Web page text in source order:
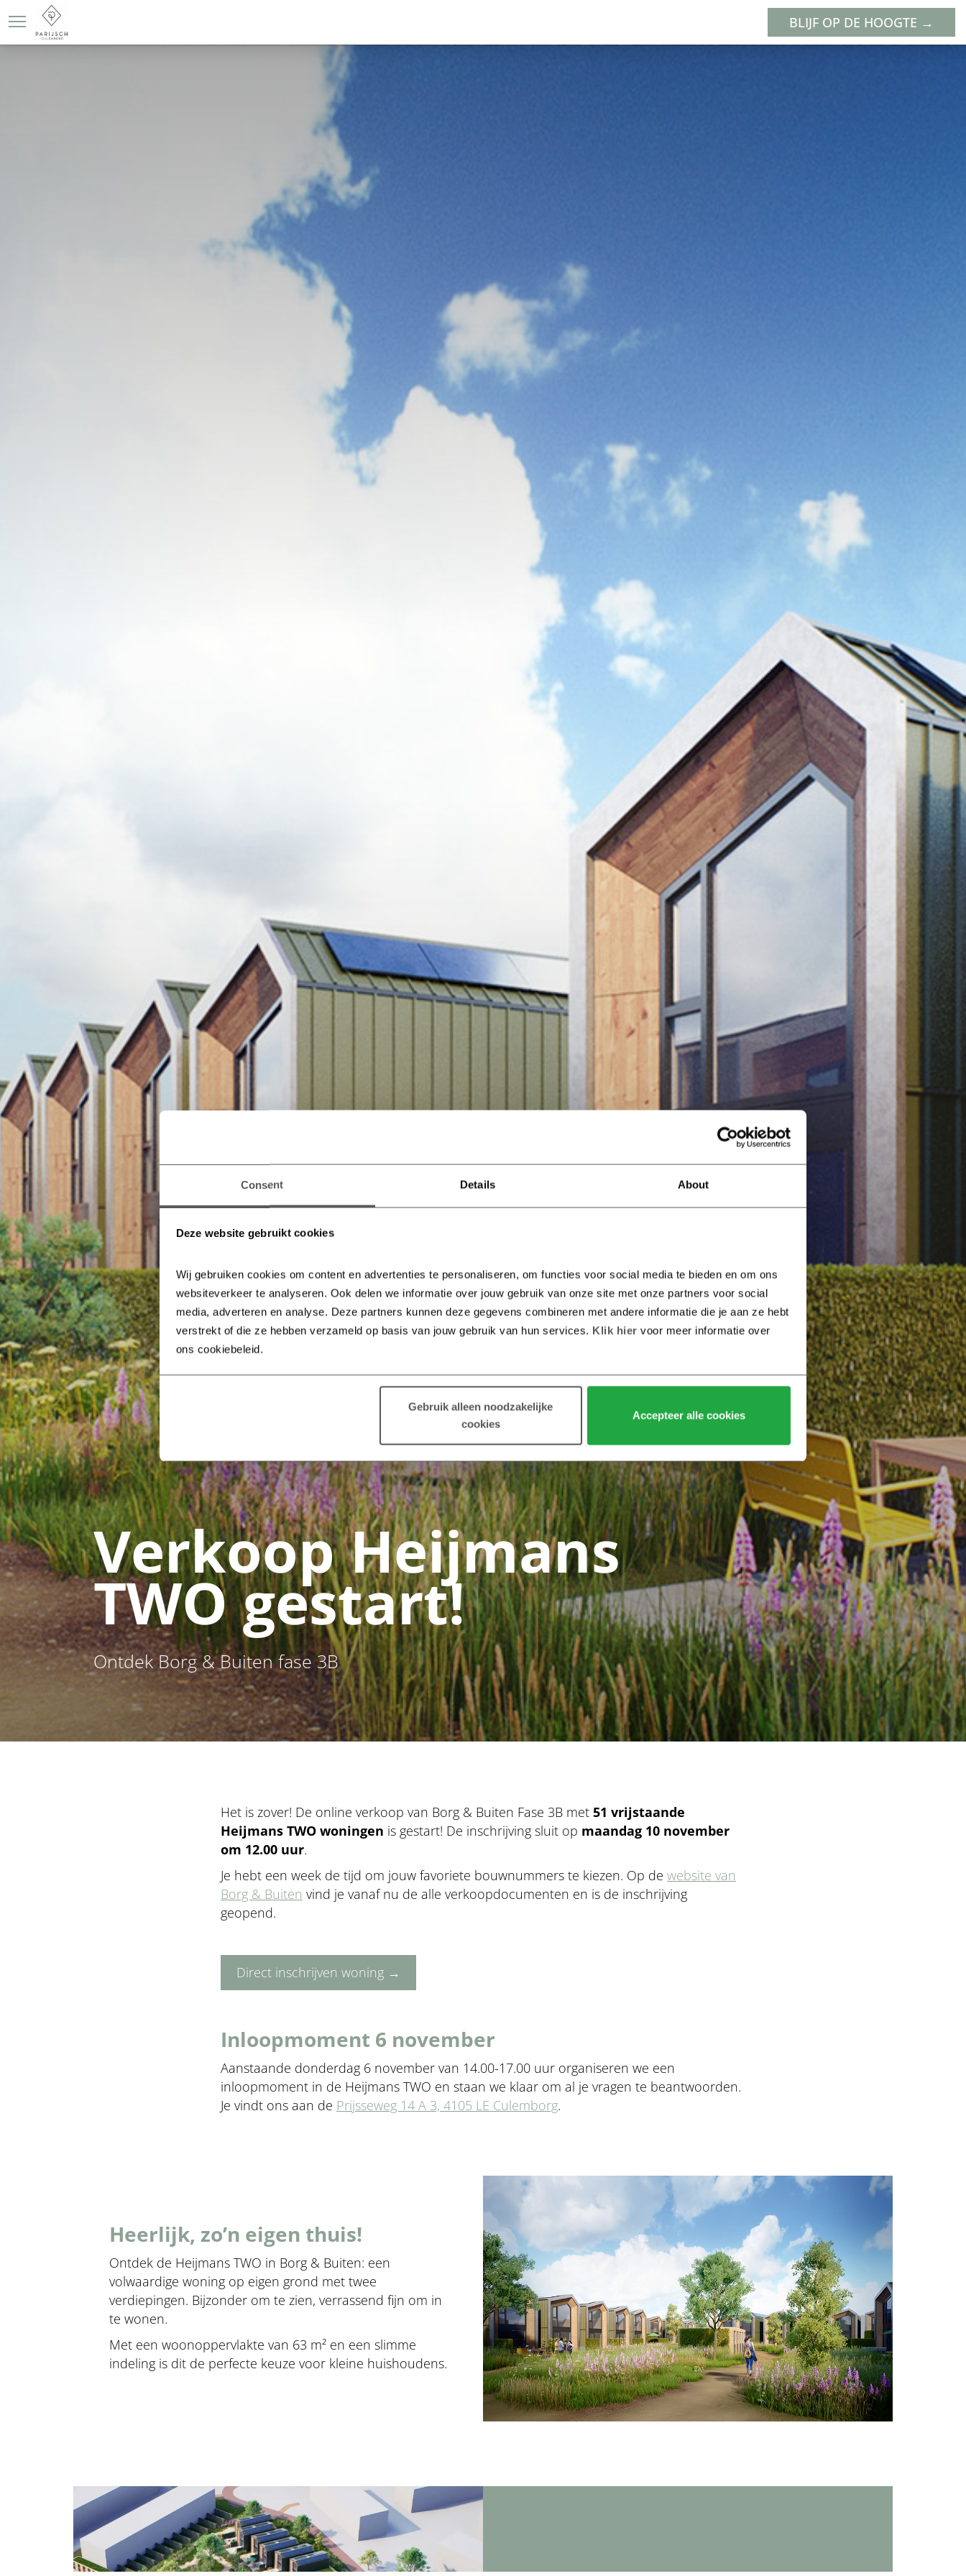
Consent Details About
Deze website gebruikt cookies
Wij gebruiken cookies om content en advertenties te personaliseren, om functies voor social media te bieden en om ons
websiteverkeer te analyseren. Ook delen we informatie over jouw gebruik van onze site met onze partners voor social
media, adverteren en analyse. Deze partners kunnen deze gegevens combineren met andere informatie die je aan ze hebt
verstrekt of die ze hebben verzameld op basis van jouw gebruik van hun services. Klik hier voor meer informatie over
ons cookiebeleid.
Gebruik alleen noodzakelijke
cookies
Accepteer alle cookies
BLIJF OP DE HOOGTE →
Verkoop Heijmans
TWO gestart!
Ontdek Borg & Buiten fase 3B
Het is zover! De online verkoop van Borg & Buiten Fase 3B met 51 vrijstaande
Heijmans TWO woningen is gestart! De inschrijving sluit op maandag 10 november
om 12.00 uur.
Je hebt een week de tijd om jouw favoriete bouwnummers te kiezen. Op de website van
Borg & Buiten vind je vanaf nu de alle verkoopdocumenten en is de inschrijving
geopend.
Direct inschrijven woning →
Inloopmoment 6 november
Aanstaande donderdag 6 november van 14.00-17.00 uur organiseren we een
inloopmoment in de Heijmans TWO en staan we klaar om al je vragen te beantwoorden.
Je vindt ons aan de Prijsseweg 14 A 3, 4105 LE Culemborg.
Heerlijk, zo’n eigen thuis!
Ontdek de Heijmans TWO in Borg & Buiten: een
volwaardige woning op eigen grond met twee
verdiepingen. Bijzonder om te zien, verrassend fijn om in
te wonen.
Met een woonoppervlakte van 63 m² en een slimme
indeling is dit de perfecte keuze voor kleine huishoudens.
GEREALISEERDE PROJECTEN